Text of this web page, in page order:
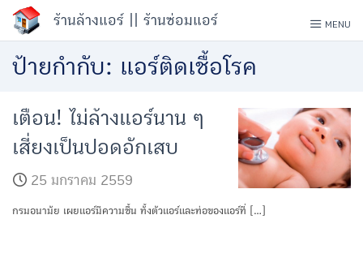
Skip
to
content
ร้านล้างแอร์ || ร้านซ่อมแอร์ MENU
ป้ายกำกับ: แอร์ติดเชื้อโรค
เตือน! ไม่ล้างแอร์นาน ๆ
เสี่ยงเป็นปอดอักเสบ
25 มกราคม 2559
กรมอนามัย เผยแอร์มีความชื้น ทั้งตัวแอร์และท่อของแอร์ที่ […]